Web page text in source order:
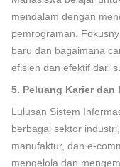
mendalam dengan
pemrograman.
baru dan bagaimana
efisien dan efektif dari
5. Peluang Karier dan
Lulusan Sistem
berbagai sektor
manufaktur, dan e-
mengelola dan